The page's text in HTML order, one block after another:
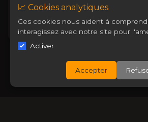
Réserver un ramonage
📈 Cookies analytiques
Ces cookies nous aident à
interagissez avec notre site pour
Activer
Accepter